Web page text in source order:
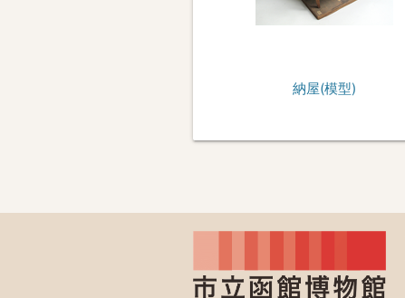
納屋(模型)